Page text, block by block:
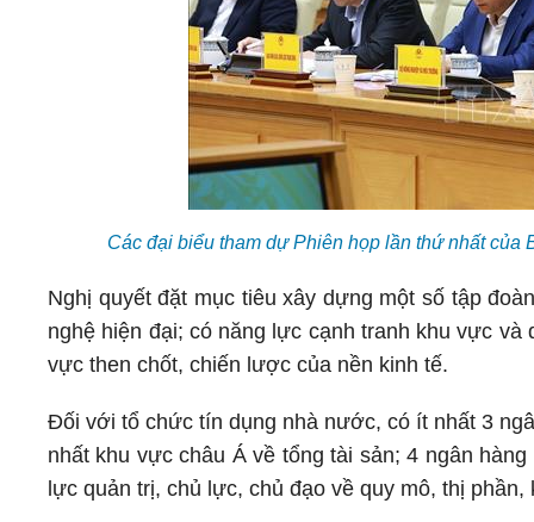
Các đại biểu tham dự Phiên họp lần thứ nhất
Nghị quyết đặt mục tiêu xây dựng một số tập
nghệ hiện đại; có năng lực cạnh tranh khu vực
vực then chốt, chiến lược của nền kinh tế.
Đối với tổ chức tín dụng nhà nước, có ít nhất 3
nhất khu vực châu Á về tổng tài sản; 4 ngân
lực quản trị, chủ lực, chủ đạo về quy mô, thị